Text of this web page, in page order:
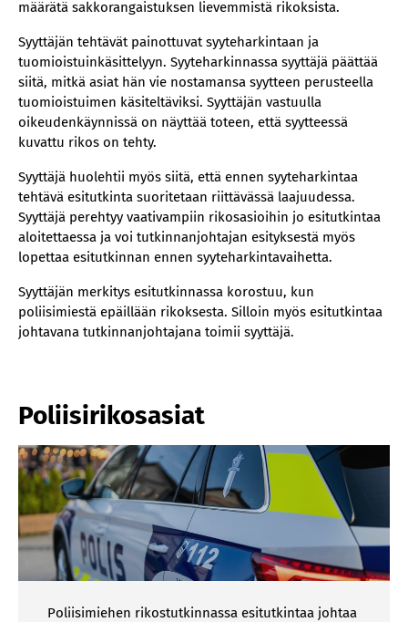
määrätä sakkorangaistuksen lievemmistä rikoksista.
Syyttäjän tehtävät painottuvat syyteharkintaan ja
tuomioistuinkäsittelyyn. Syyteharkinnassa syyttäjä päättää
siitä, mitkä asiat hän vie nostamansa syytteen perusteella
tuomioistuimen käsiteltäviksi. Syyttäjän vastuulla
oikeudenkäynnissä on näyttää toteen, että syytteessä
kuvattu rikos on tehty.
Syyttäjä huolehtii myös siitä, että ennen syyteharkintaa
tehtävä esitutkinta suoritetaan riittävässä laajuudessa.
Syyttäjä perehtyy vaativampiin rikosasioihin jo esitutkintaa
aloitettaessa ja voi tutkinnanjohtajan esityksestä myös
lopettaa esitutkinnan ennen syyteharkintavaihetta.
Syyttäjän merkitys esitutkinnassa korostuu, kun
poliisimiestä epäillään rikoksesta. Silloin myös esitutkintaa
johtavana tutkinnanjohtajana toimii syyttäjä.
Poliisirikosasiat
Poliisimiehen rikostutkinnassa esitutkintaa johtaa